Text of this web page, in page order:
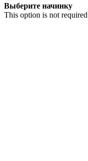
Выберите начинку
This option is not required